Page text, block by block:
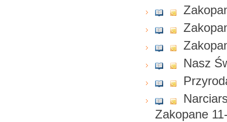
Nasz
Zakopane